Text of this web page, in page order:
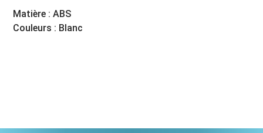
Matière : ABS
Couleurs : Blanc